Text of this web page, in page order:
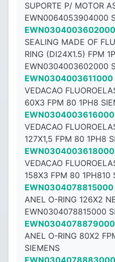
SUPORTE P/ MOTOR
EWN0064053904000
EWN0304003602000
SEALING MADE OF
RING (DI24X1.5) FPM
EWN0304003602000
EWN0304003611000
VEDACAO
60X3 FPM 80 1PH8
EWN0304003616000
VEDACAO
127X1,5 FPM 80 1PH8
EWN0304003618000
VEDACAO
158X3 FPM 80 1PH810
EWN0304078815000
ANEL O-RING 126X2
EWN0304078815000
EWN0304078879000
ANEL O-RING 80X2
SIEMENS
EWN0304078883000